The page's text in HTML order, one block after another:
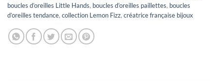
boucles d’oreilles Little Hands, boucles d’oreilles paillettes, boucles
d’oreilles tendance, collection Lemon Fizz, créatrice française bijoux